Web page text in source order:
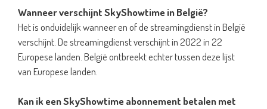
Wanneer verschijnt SkyShowtime in België?
Het is onduidelijk wanneer en of de streamingdienst in België
verschijnt. De streamingdienst verschijnt in 2022 in 22
Europese landen. België ontbreekt echter tussen deze lijst
van Europese landen.
Kan ik een SkyShowtime abonnement betalen met